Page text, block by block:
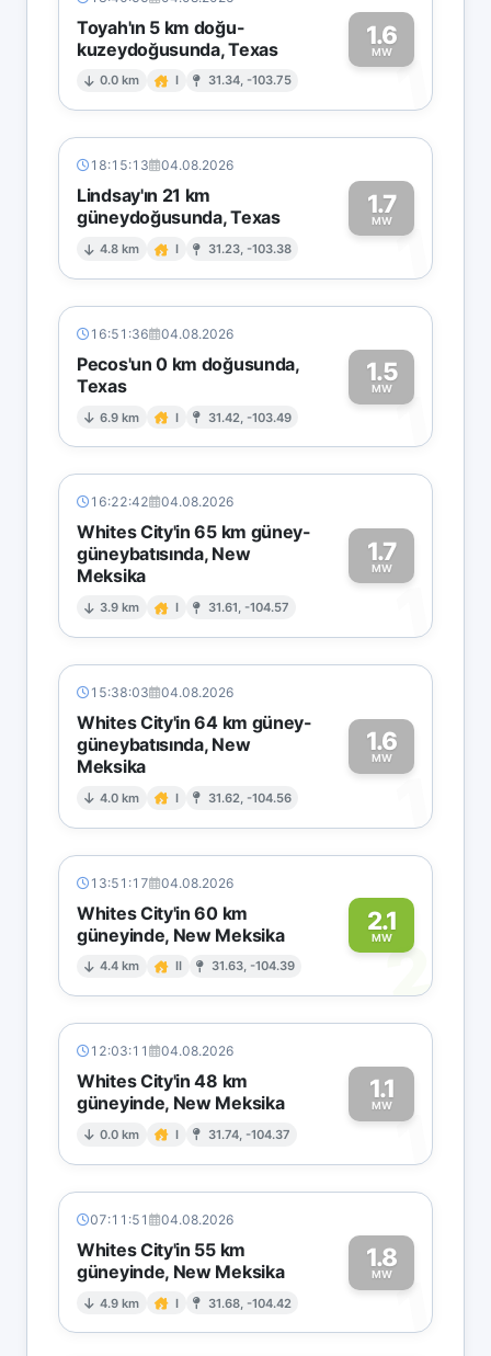
Toyah'ın 5 km doğu-
kuzeydoğusunda, Texas
0.0 km I 31.34, -103.75
1.6
MW1
18:15:13 04.08.2026
Lindsay'ın 21 km
güneydoğusunda, Texas
4.8 km I 31.23, -103.38
1.7
MW1
16:51:36 04.08.2026
Pecos'un 0 km doğusunda,
Texas
6.9 km I 31.42, -103.49
1.5
MW1
16:22:42 04.08.2026
Whites City'in 65 km güney-
güneybatısında, New
Meksika
3.9 km I 31.61, -104.57
1.7
MW
1
15:38:03 04.08.2026
Whites City'in 64 km güney-
güneybatısında, New
Meksika
4.0 km I 31.62, -104.56
1.6
MW
1
13:51:17 04.08.2026
Whites City'in 60 km
güneyinde, New Meksika
4.4 km II 31.63, -104.39
2.1
MW2
12:03:11 04.08.2026
Whites City'in 48 km
güneyinde, New Meksika
0.0 km I 31.74, -104.37
1.1
MW1
07:11:51 04.08.2026
Whites City'in 55 km
güneyinde, New Meksika
4.9 km I 31.68, -104.42
1.8
MW1